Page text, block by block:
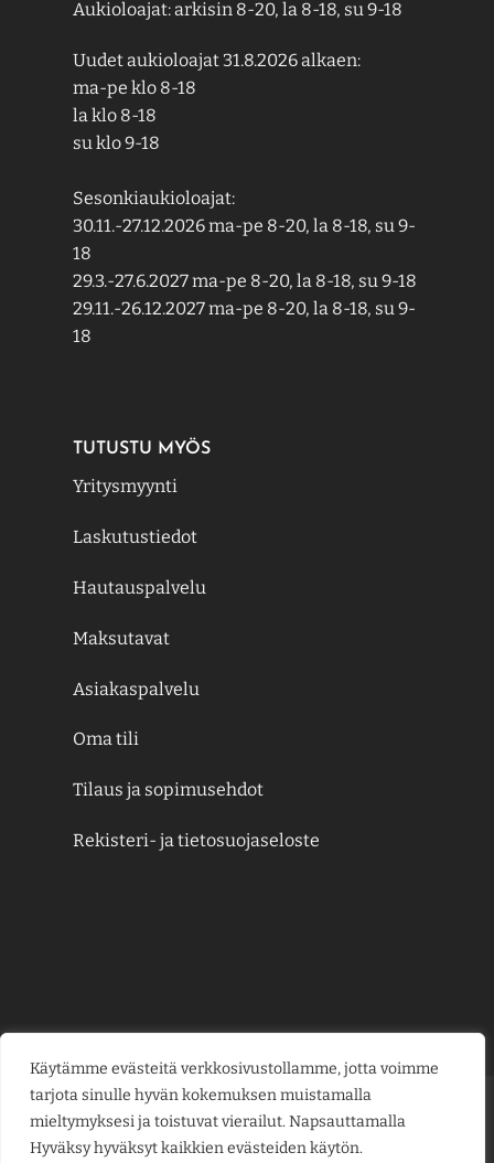
Käytämme evästeitä verkkosivustollamme, jotta voimme
tarjota sinulle hyvän kokemuksen muistamalla
mieltymyksesi ja toistuvat vierailut. Napsauttamalla
Hyväksy hyväksyt kaikkien evästeiden käytön.
Aukioloajat: arkisin 8-20, la 8-18, su 9-18
Uudet aukioloajat 31.8.2026 alkaen:
ma-pe klo 8-18
la klo 8-18
su klo 9-18
Sesonkiaukioloajat:
30.11.-27.12.2026 ma-pe 8-20, la 8-18, su 9-
18
29.3.-27.6.2027 ma-pe 8-20, la 8-18, su 9-18
29.11.-26.12.2027 ma-pe 8-20, la 8-18, su 9-
18
TUTUSTU MYÖS
Yritysmyynti
Laskutustiedot
Hautauspalvelu
Maksutavat
Asiakaspalvelu
Oma tili
Tilaus ja sopimusehdot
Rekisteri- ja tietosuojaseloste
Credit
Card
MasterCard
Visa
Visa
KESÄJUHLAT LAHJAKORTIT